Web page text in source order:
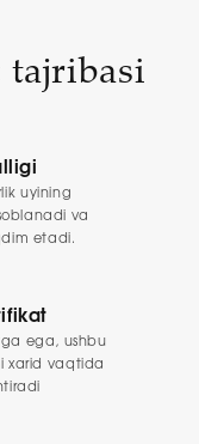
tajribasi
uyining
va
etadi.
ega, ushbu
xarid vaqtida